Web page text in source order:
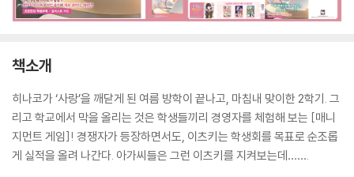
책소개
히나코가 ‘사랑’을 깨닫게 된 여름 방학이 끝나고, 마침내 맞이한 2학기. 그
리고 학교에서 막을 올리는 것은 학생들끼리 경영자를 체험해 보는 [매니
지먼트 게임]! 경쟁자가 등장하면서도, 이츠키는 학생회를 목표로 순조롭
게 실적을 올려 나간다. 아가씨들은 그런 이츠키를 지켜보는데…….